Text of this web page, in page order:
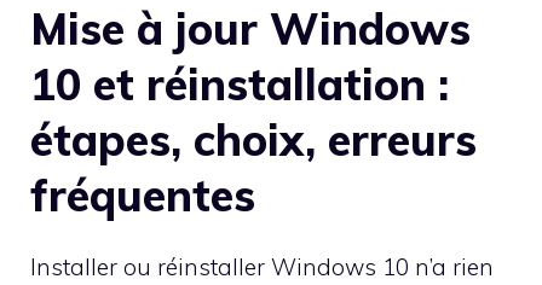
Mise à jour Windows
10 et réinstallation :
étapes, choix, erreurs
fréquentes
Installer ou réinstaller Windows 10 n’a rien